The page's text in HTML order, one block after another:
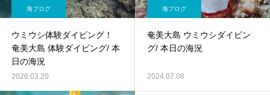
海ブログ
ウミウシ体験ダイビング！
奄美大島 体験ダイビング/ 本
日の海況
2026.03.20
海ブログ
奄美大島 ウミウシダイビン
グ/ 本日の海況
2024.07.08